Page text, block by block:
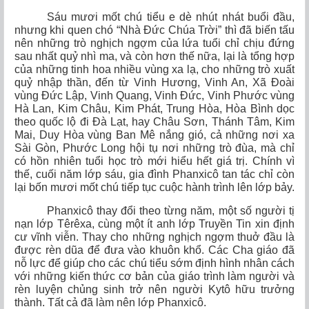
Sáu mươi mốt chú tiểu e dè nhút nhát buổi đầu,
nhưng khi quen chó “Nhà Đức Chúa Trời” thì đã biến tấu
nên những trò nghịch ngợm của lứa tuổi chỉ chịu đứng
sau nhất quỷ nhì ma, và còn hơn thế nữa, lại là tổng hợp
của những tinh hoa nhiều vùng xa lạ, cho những trò xuất
quỷ nhập thần, đến từ Vinh Hương, Vinh An, Xã Đoài
vùng Đức Lập, Vinh Quang, Vinh Đức, Vinh Phước vùng
Hà Lan, Kim Châu, Kim Phát, Trung Hòa, Hòa Bình dọc
theo quốc lộ đi Đà Lạt, hay Châu Sơn, Thánh Tâm, Kim
Mai, Duy Hòa vùng Ban Mê nắng gió, cả những nơi xa
Sài Gòn, Phước Long hội tụ nơi những trò đùa, mà chỉ
có hồn nhiên tuổi học trò mới hiểu hết giá trị. Chính vì
thế, cuối năm lớp sáu, gia đình Phanxicô tan tác chỉ còn
lại bốn mươi mốt chú tiếp tục cuộc hành trình lên lớp bảy.
Phanxicô thay đổi theo từng năm, một số người tị
nạn lớp Têrêxa, cùng một ít anh lớp Truyền Tin xin định
cư vĩnh viễn. Thay cho những nghịch ngợm thuở đầu là
được rèn dũa để đưa vào khuôn khổ. Các Cha giáo đã
nỗ lực để giúp cho các chú tiểu sớm định hình nhân cách
với những kiến thức cơ bản của giáo trình làm người và
rèn luyện chủng sinh trở nên người Kytô hữu trưởng
thành. Tất cả đã làm nên lớp Phanxicô.